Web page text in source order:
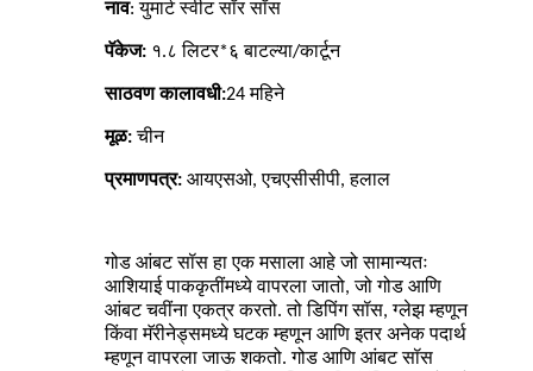
नाव: युमार्ट स्वीट सॉर सॉस
पॅकेज: १.८ लिटर*६ बाटल्या/कार्टून
साठवण कालावधी:24महिने
मूळ: चीन
प्रमाणपत्र: आयएसओ, एचएसीसीपी, हलाल
गोड आंबट सॉस हा एक मसाला आहे जो सामान्यतः
आशियाई पाककृतींमध्ये वापरला जातो, जो गोड आणि
आंबट चवींना एकत्र करतो. तो डिपिंग सॉस, ग्लेझ म्हणून
किंवा मॅरीनेड्समध्ये घटक म्हणून आणि इतर अनेक पदार्थ
म्हणून वापरला जाऊ शकतो. गोड आणि आंबट सॉस